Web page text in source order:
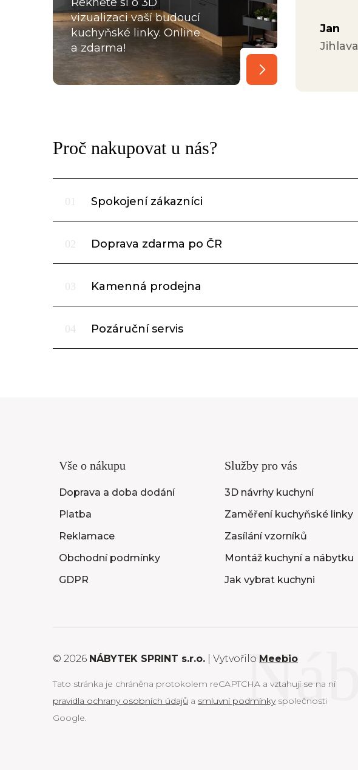
vizualizaci vaší budoucí
kuchyňské linky. Online
a zdarma!
Jan
Jihlava
Proč nakupovat u nás?
01 Spokojení zákazníci
02 Doprava zdarma po ČR
03 Kamenná prodejna
04 Pozáruční servis
Vše o nákupu
Doprava a doba dodání
Platba
Reklamace
Obchodní podmínky
GDPR
Služby pro vás
3D návrhy kuchyní
Zaměření kuchyňské linky
Zasílání vzorníků
Montáž kuchyní a nábytku
Jak vybrat kuchyni
© 2026 NÁBYTEK SPRINT s.r.o. | Vytvořilo Meebio
Tato stránka je chráněna protokolem reCAPTCHA a vztahují se na ní
pravidla ochrany osobních údajů a smluvní podmínkyspolečnosti
Google.